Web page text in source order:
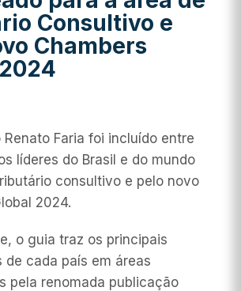
Consultivo e
Chambers
Renato Faria foi incluído entre
líderes do Brasil e do mundo
consultivo e pelo novo
2024.
o guia traz os principais
de cada país em áreas
pela renomada publicação